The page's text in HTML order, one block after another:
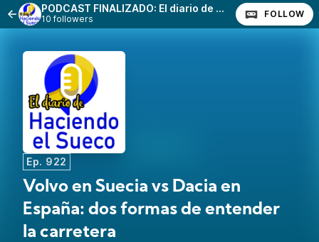
PODCAST FINALIZADO: El diario de haciendo el Sueco
10 followers FOLLOW
Ep. 922
Volvo en Suecia vs Dacia en
España: dos formas de entender
la carretera